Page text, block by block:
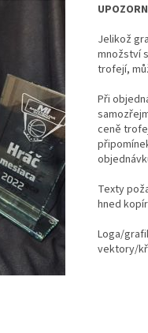
Jelikož
množství
trofejí,
Při
ceně
Texty
hned
Loga/
vektory/